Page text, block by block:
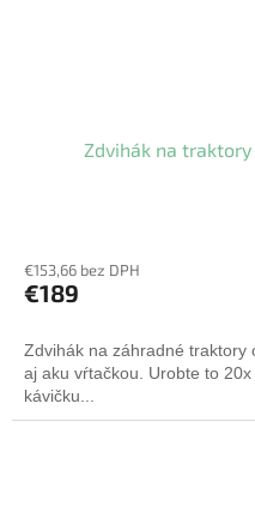
Zdvihák na traktory
€153,66 bez DPH
€189
Zdvihák na záhradné traktory
aj aku vŕtačkou. Urobte to
kávičku...